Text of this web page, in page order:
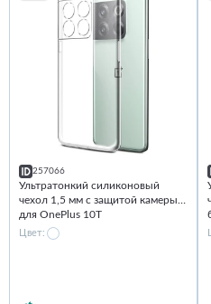
257066
Ультратонкий силиконовый
чехол 1,5 мм с защитой камеры
для OnePlus 10T
Цвет: